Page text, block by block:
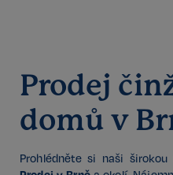
Prodej
domů v
Prohlédněte si naši širokou